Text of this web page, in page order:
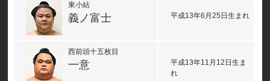
東小結
義ノ富士 平成13年6月25日生まれ
西前頭十五枚目
一意
平成13年11月12日生ま
れ